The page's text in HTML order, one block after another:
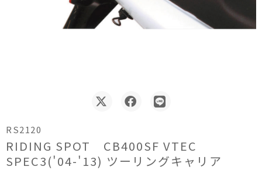
RS2120
RIDING SPOT CB400SF VTEC
SPEC3('04-'13) ツーリングキャリア